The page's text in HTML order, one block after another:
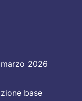
2026
base